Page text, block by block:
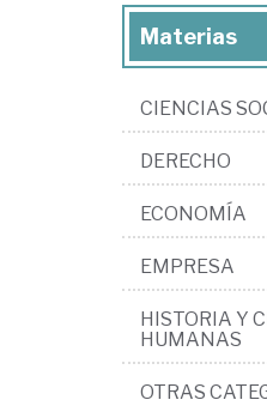
Materias
CIENCIAS
DERECHO
ECONOMÍA
EMPRESA
HISTORIA Y
HUMANAS
OTRAS